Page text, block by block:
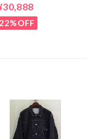
/ OW
22%OFF